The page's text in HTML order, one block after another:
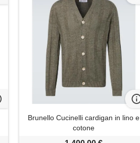
Brunello Cucinelli cardigan in lino e
cotone